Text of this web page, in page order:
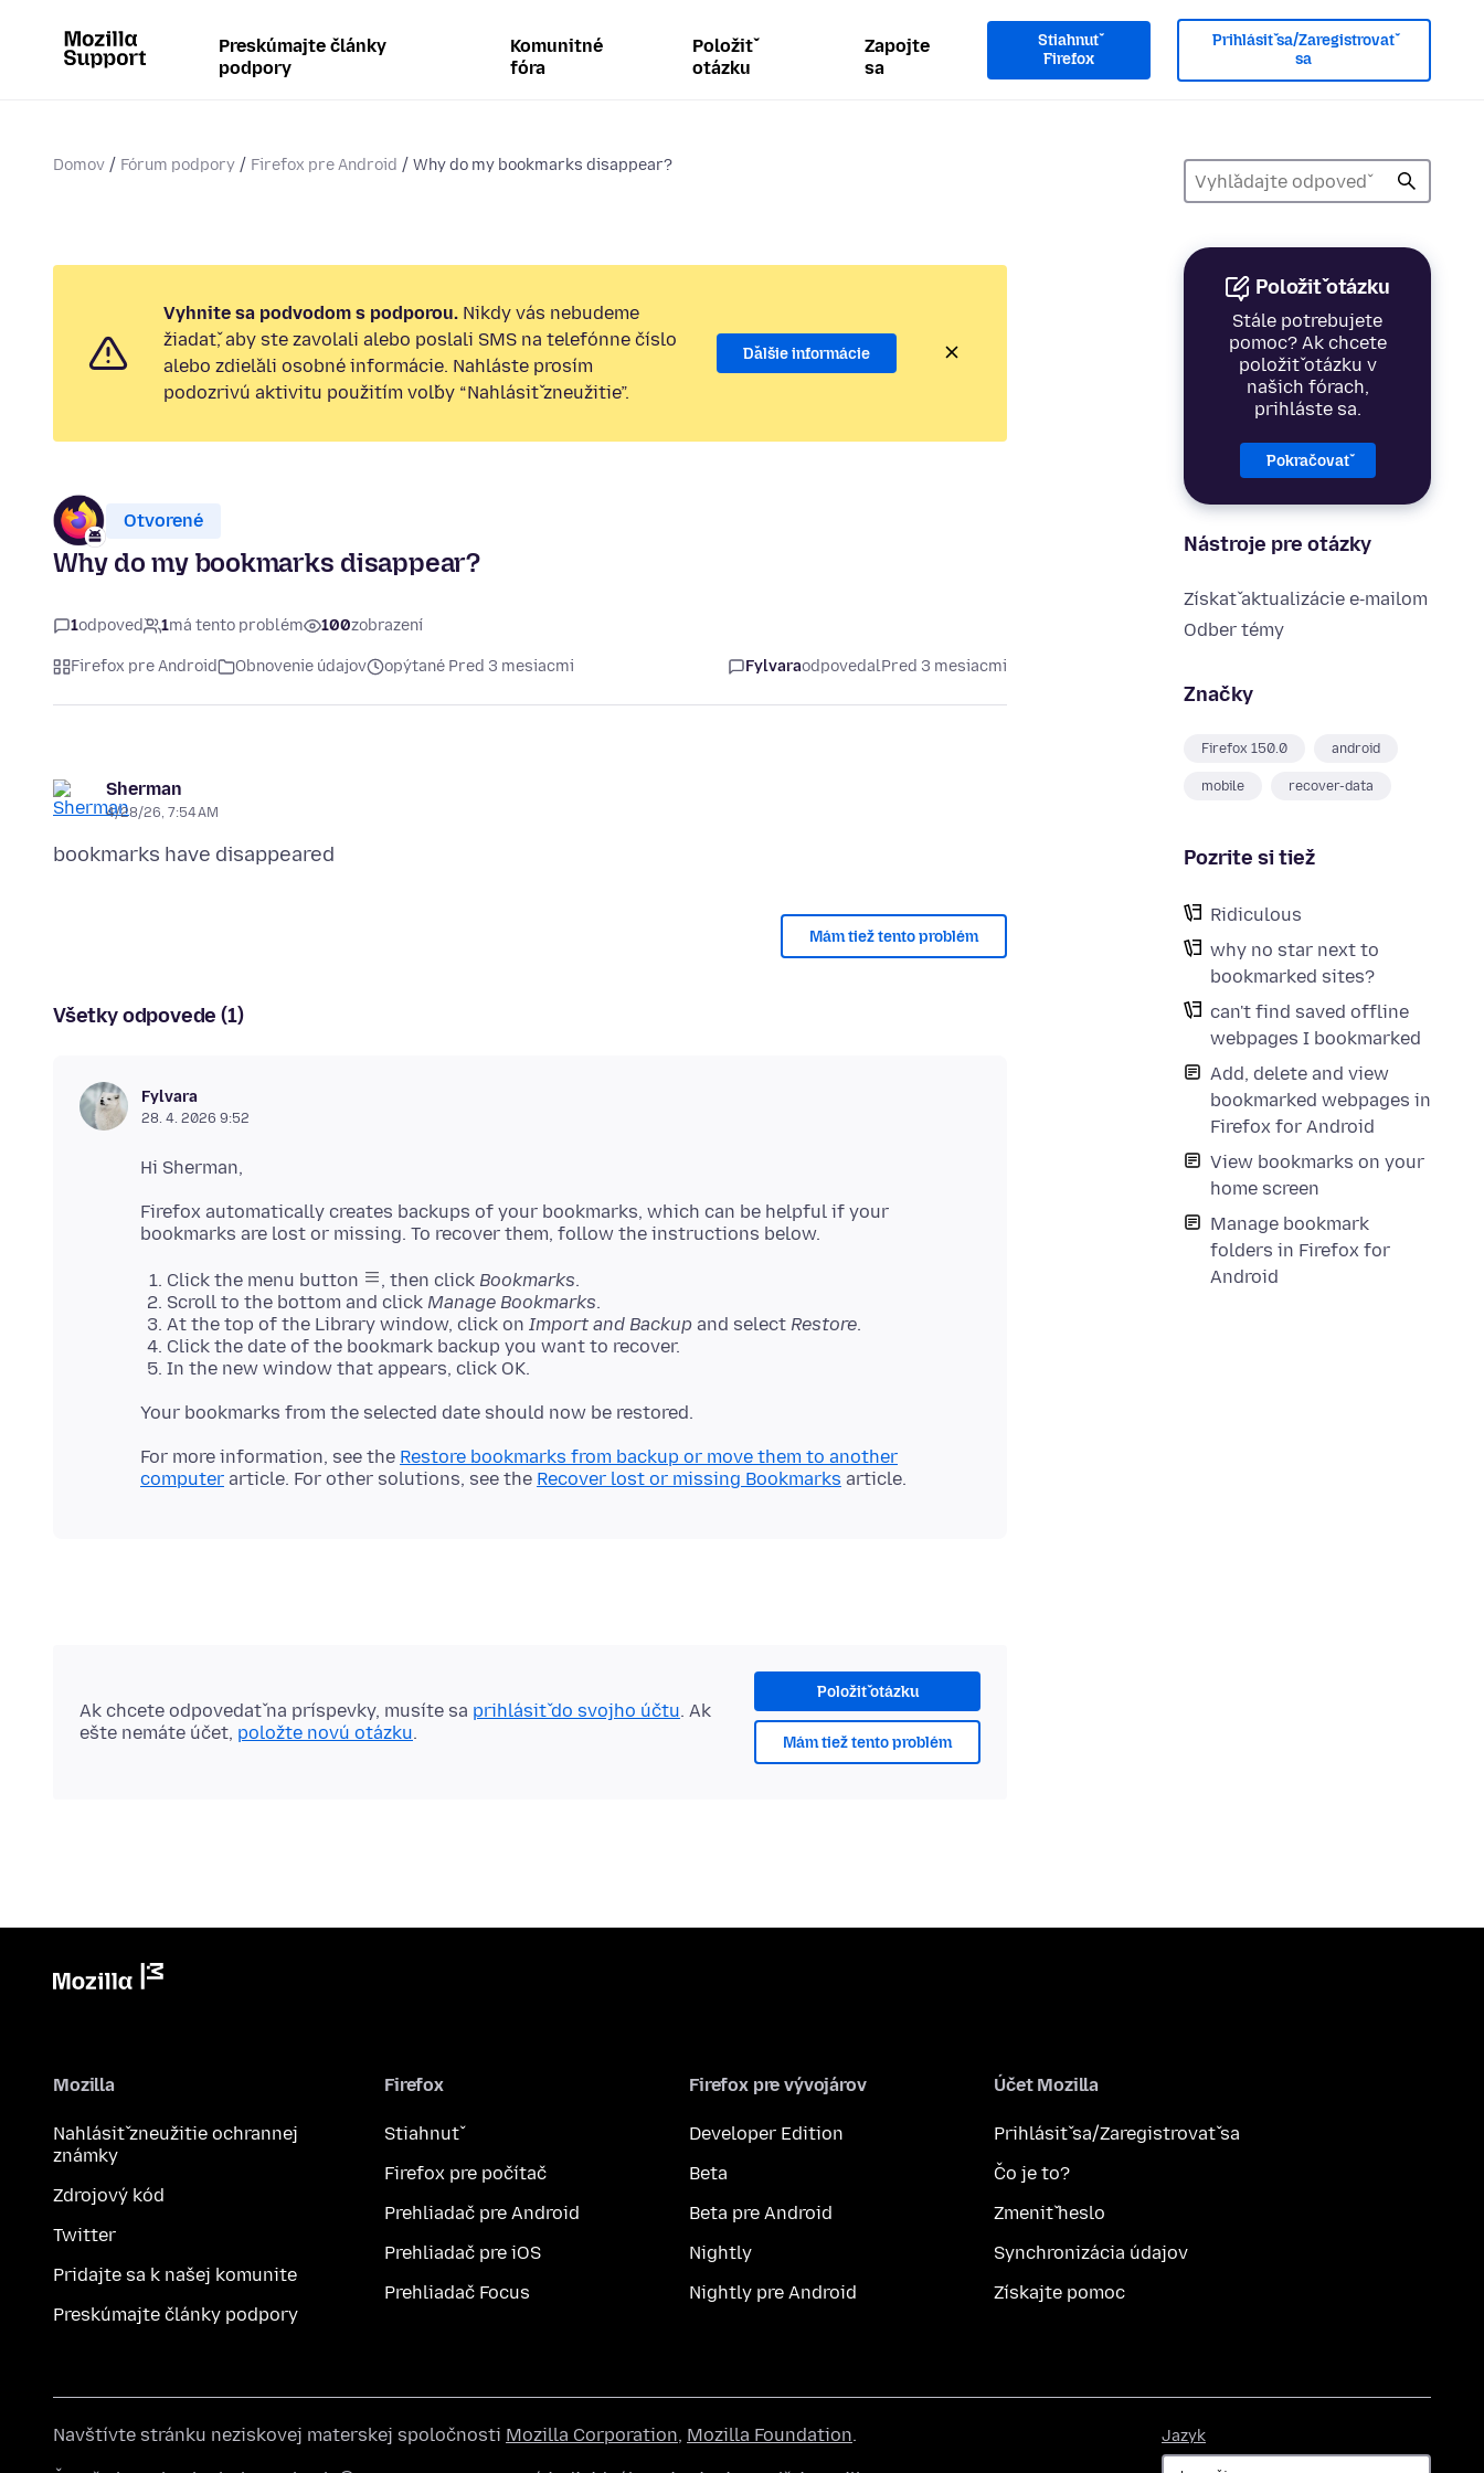
Preskúmajte články
podpory
Komunitné
fóra
Položiť
otázku
Zapojte
sa
Stiahnuť
Firefox
Prihlásiť sa/Zaregistrovať
sa
Domov Fórum podpory Firefox pre Android Why do my bookmarks disappear?
Položiť otázku
Stále potrebujete
pomoc? Ak chcete
položiť otázku v
našich fórach,
prihláste sa.
Pokračovať
Nástroje pre otázky
Získať aktualizácie e‑mailom
Odber témy
Značky
Firefox 150.0 android
mobile recover-data
Pozrite si tiež
Ridiculous
why no star next to
bookmarked sites?
can't find saved offline
webpages I bookmarked
Add, delete and view
bookmarked webpages in
Firefox for Android
View bookmarks on your
home screen
Manage bookmark
folders in Firefox for
Android
Vyhnite sa podvodom s podporou. Nikdy vás nebudeme
žiadať, aby ste zavolali alebo poslali SMS na telefónne číslo
alebo zdieľali osobné informácie. Nahláste prosím
podozrivú aktivitu použitím voľby “Nahlásiť zneužitie”.
Ďalšie informácie
Otvorené
Why do my bookmarks disappear?
1odpoveď 1má tento problém 100zobrazení
Firefox pre Android Obnovenie údajov opýtané Pred 3 mesiacmi FylvaraodpovedalPred 3 mesiacmi
Sherman
4/28/26, 7:54 AM
Mám tiež tento problém
Všetky odpovede (1)
Fylvara
28. 4. 2026 9:52
Firefox automatically creates backups of your bookmarks, which can be helpful if your
Click the menu button , then click Bookmarks.
Scroll to the bottom and click Manage Bookmarks.
At the top of the Library window, click on Import and Backup and select Restore.
Click the date of the bookmark backup you want to recover.
In the new window that appears, click OK.
For more information, see the Restore bookmarks from backup or move them to another
computer article. For other solutions, see the Recover lost or missing Bookmarks
Položiť otázku
Mám tiež tento problém
Ak chcete odpovedať na príspevky, musíte sa prihlásiť do svojho účtu. Ak
ešte nemáte účet, položte novú otázku.
Mozilla
Nahlásiť zneužitie ochrannej
známky
Zdrojový kód
Twitter
Pridajte sa k našej komunite
Preskúmajte články podpory
Firefox
Stiahnuť
Firefox pre počítač
Prehliadač pre Android
Prehliadač pre iOS
Prehliadač Focus
Firefox pre vývojárov
Developer Edition
Beta
Beta pre Android
Nightly
Nightly pre Android
Účet Mozilla
Prihlásiť sa/Zaregistrovať sa
Čo je to?
Zmeniť heslo
Synchronizácia údajov
Získajte pomoc
Jazyk
Navštívte stránku neziskovej materskej spoločnosti Mozilla Corporation, Mozilla Foundation.